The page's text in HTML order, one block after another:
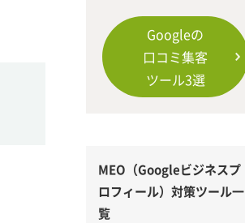
Googleの
口コミ集客
ツール3選
MEO（Googleビジネスプ
ロフィール）対策ツール一
覧